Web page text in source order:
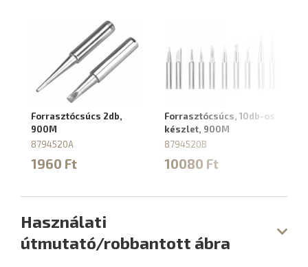
Forrasztócsúcs 2db,
900M
8794520A
1960 Ft
Forrasztócsúcs, 10db-os
készlet, 900M
8794520B
10080 Ft
Használati
útmutató/robbantott ábra